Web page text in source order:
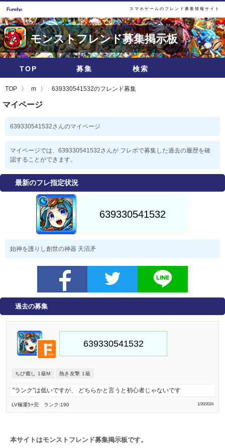
スマホゲームのフレンド募集情報サイト
モンストフレンド募集掲示板
TOP 募集 検索
TOP m 639330541532のフレンド募集
マイページ
639330541532さんのマイページ
マイページでは、639330541532さんが フレボで募集した過去の履歴を確
認することができます。
最新のフレ指定状況
始神を護りし創世の神器 天沼矛
過去の募集
ちび癒し 1級M 熱き友撃 1級
"ランク"は低いですが、 どちらかと言うと初心者じゃないです
LV極運5+完 ランク:190 1/20/2024
本サイトはモンストフレンド募集掲示板です。